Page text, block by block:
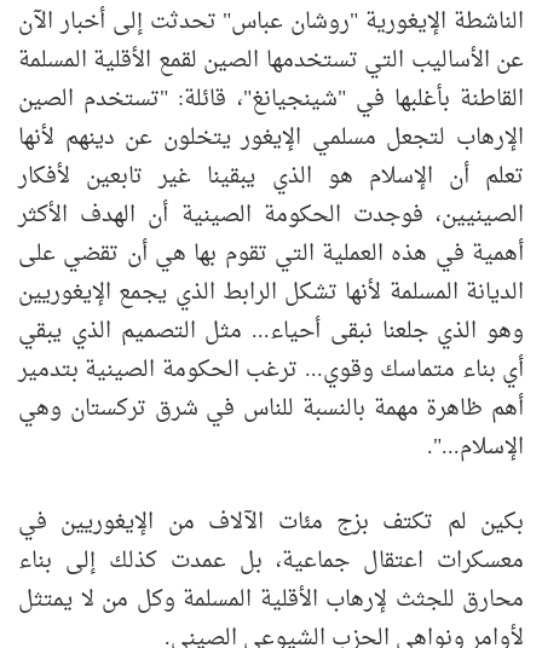
الناشطة الإيغورية "روشان عباس" تحدثت إلى أخبار الآن
عن الأساليب التي تستخدمها الصين لقمع الأقلية المسلمة
القاطنة بأغلبها في "شينجيانغ"، قائلة: "تستخدم الصين
الإرهاب لتجعل مسلمي الإيغور يتخلون عن دينهم لأنها
تعلم أن الإسلام هو الذي يبقينا غير تابعين لأفكار
الصينيين، فوجدت الحكومة الصينية أن الهدف الأكثر
أهمية في هذه العملية التي تقوم بها هي أن تقضي على
الديانة المسلمة لأنها تشكل الرابط الذي يجمع الإيغوريين
وهو الذي جلعنا نبقى أحياء... مثل التصميم الذي يبقي
أي بناء متماسك وقوي... ترغب الحكومة الصينية بتدمير
أهم ظاهرة مهمة بالنسبة للناس في شرق تركستان وهي
الإسلام...".
بكين لم تكتف بزج مئات الآلاف من الإيغوريين في
معسكرات اعتقال جماعية، بل عمدت كذلك إلى بناء
محارق للجثث لإرهاب الأقلية المسلمة وكل من لا يمتثل
لأوامر ونواهي الحزب الشيوعي الصيني.